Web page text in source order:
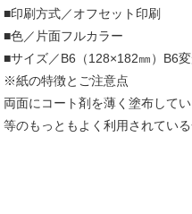
■印刷方式／オフセット印刷
■色／片面フルカラー
■サイズ／B6（128×182㎜）B6
※紙の特徴とご注意点
両面にコート剤を薄く塗布して
等のもっともよく利用されている